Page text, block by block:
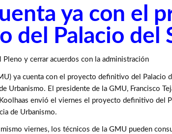
ya con el
del Palacio del
y cerrar acuerdos con la administración
ya cuenta con el proyecto definitivo del Palacio
Urbanismo. El presidente de la GMU, Francisco
envió el viernes el proyecto definitivo del
de Urbanismo.
viernes, los técnicos de la GMU pueden